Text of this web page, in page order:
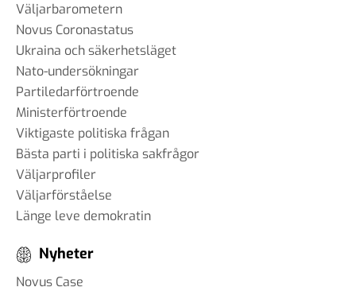
Väljarbarometern
Novus Coronastatus
Ukraina och säkerhetsläget
Nato-undersökningar
Partiledarförtroende
Ministerförtroende
Viktigaste politiska frågan
Bästa parti i politiska sakfrågor
Väljarprofiler
Väljarförståelse
Länge leve demokratin
Nyheter
Novus Case